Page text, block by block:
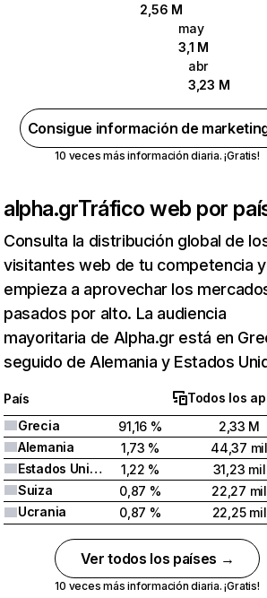
2,56 M
may
3,1 M
abr
3,23 M
Consigue información de
10 veces más información diaria. ¡Gratis!
alpha.grTráfico web por
Consulta la distribución global de
visitantes web de tu competencia y
empieza a aprovechar los
pasados por alto. La audiencia
mayoritaria de Alpha.gr está en
seguido de Alemania y Estados
País
Todos los
Grecia
91,16 %
2,33 M
Alemania
1,73 %
44,37 mil
Estados Unidos
1,22 %
31,23 mil
Suiza
0,87 %
22,27 mil
Ucrania
0,87 % 22,25 mil
Ver todos los países →
10 veces más información diaria. ¡Gratis!